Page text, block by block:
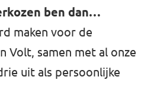
ben dan…
maken voor de
Volt, samen met al onze
uit als persoonlijke